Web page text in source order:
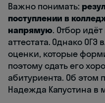
Важно понимать:
поступлении в
напрямую. Отбор
аттестата. Однако ОГЭ
оценки, которые
поэтому сдать его
абитуриента. Об этом
Надежда Капустина в